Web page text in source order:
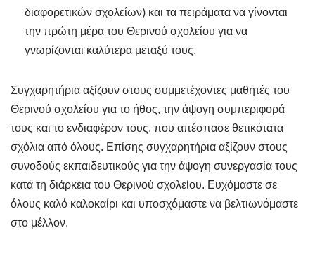
διαφορετικών σχολείων) και τα πειράματα να γίνονται
την πρώτη μέρα του Θερινού σχολείου για να
γνωρίζονται καλύτερα μεταξύ τους.
Συγχαρητήρια αξίζουν στους συμμετέχοντες μαθητές του
Θερινού σχολείου για το ήθος, την άψογη συμπεριφορά
τους και το ενδιαφέρον τους, που απέσπασε θετικότατα
σχόλια από όλους. Επίσης συγχαρητήρια αξίζουν στους
συνοδούς εκπαιδευτικούς για την άψογη συνεργασία τους
κατά τη διάρκεια του Θερινού σχολείου. Ευχόμαστε σε
όλους καλό καλοκαίρι και υποσχόμαστε να βελτιωνόμαστε
στο μέλλον.